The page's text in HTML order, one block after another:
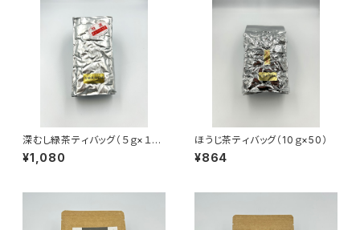
深むし緑茶ティバッグ（５ｇ×１０
０）
¥1,080
ほうじ茶ティバッグ（10ｇ×50）
¥864